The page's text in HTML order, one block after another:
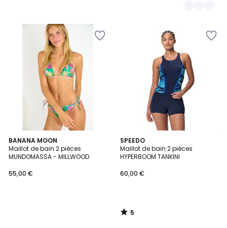
BANANA MOON
Maillot de bain 2 pièces
MUNDOMASSA - MILLWOOD
55,00 €
SPEEDO
Maillot de bain 2 pièces
HYPERBOOM TANKINI
60,00 €
5
/
5
5
/